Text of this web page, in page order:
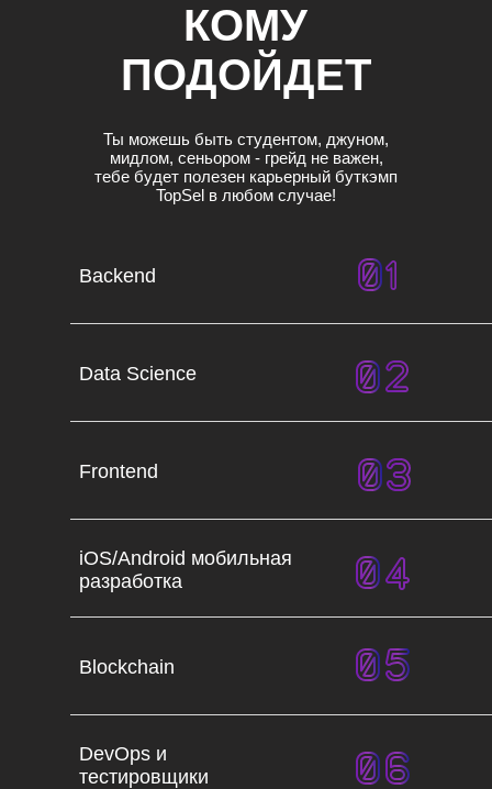
КОМУ
ПОДОЙДЕТ
Ты можешь быть студентом, джуном,
мидлом, сеньором - грейд не важен,
тебе будет полезен карьерный буткэмп
TopSel в любом случае!
Backend
Data Science
Frontend
iOS/Android мобильная
разработка
Blockchain
DevOps и
тестировщики